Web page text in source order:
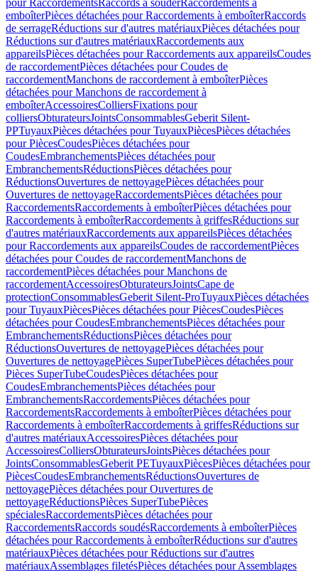
pour RaccordementsRaccords à souderRaccordements à
emboîterPièces détachées pour Raccordements à emboîterRaccords
de serrageRéductions sur d'autres matériauxPièces détachées pour
Réductions sur d'autres matériauxRaccordements aux
appareilsPièces détachées pour Raccordements aux appareilsCoudes
de raccordementPièces détachées pour Coudes de
raccordementManchons de raccordement à emboîterPièces
détachées pour Manchons de raccordement à
emboîterAccessoiresColliersFixations pour
colliersObturateursJointsConsommablesGeberit Silent-
PPTuyauxPièces détachées pour TuyauxPiècesPièces détachées
pour PiècesCoudesPièces détachées pour
CoudesEmbranchementsPièces détachées pour
EmbranchementsRéductionsPièces détachées pour
RéductionsOuvertures de nettoyagePièces détachées pour
Ouvertures de nettoyageRaccordementsPièces détachées pour
RaccordementsRaccordements à emboîterPièces détachées pour
Raccordements à emboîterRaccordements à griffesRéductions sur
d'autres matériauxRaccordements aux appareilsPièces détachées
pour Raccordements aux appareilsCoudes de raccordementPièces
détachées pour Coudes de raccordementManchons de
raccordementPièces détachées pour Manchons de
raccordementAccessoiresObturateursJointsCape de
protectionConsommablesGeberit Silent-ProTuyauxPièces détachées
pour TuyauxPiècesPièces détachées pour PiècesCoudesPièces
détachées pour CoudesEmbranchementsPièces détachées pour
EmbranchementsRéductionsPièces détachées pour
RéductionsOuvertures de nettoyagePièces détachées pour
Ouvertures de nettoyagePièces SuperTubePièces détachées pour
Pièces SuperTubeCoudesPièces détachées pour
CoudesEmbranchementsPièces détachées pour
EmbranchementsRaccordementsPièces détachées pour
RaccordementsRaccordements à emboîterPièces détachées pour
Raccordements à emboîterRaccordements à griffesRéductions sur
d'autres matériauxAccessoiresPièces détachées pour
AccessoiresColliersObturateursJointsPièces détachées pour
JointsConsommablesGeberit PETuyauxPiècesPièces détachées pour
PiècesCoudesEmbranchementsRéductionsOuvertures de
nettoyagePièces détachées pour Ouvertures de
nettoyageRéductionsPièces SuperTubePièces
spécialesRaccordementsPièces détachées pour
RaccordementsRaccords soudésRaccordements à emboîterPièces
détachées pour Raccordements à emboîterRéductions sur d'autres
matériauxPièces détachées pour Réductions sur d'autres
matériauxAssemblages filetésPièces détachées pour Assemblages